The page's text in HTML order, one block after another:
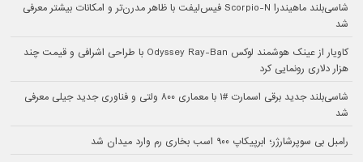
شاسی‌بلند ماهیندرا Scorpio-N فیس‌لیفت با ظاهر مدرن‌تر و امکانات بیشتر معرفی
شد
کاویار از عینک هوشمند لوکس Odyssey Ray-Ban با طراحی اشرافی و قیمت چند
هزار دلاری رونمایی کرد
شاسی‌بلند جدید برقی اسمارت #۱ با معماری ۸۰۰ ولتی و فناوری جدید جیلی معرفی
شد
رامبل بی سوپرشارژر؛ ابرپیکاپ ۹۰۰ اسب بخاری رم وارد میدان شد